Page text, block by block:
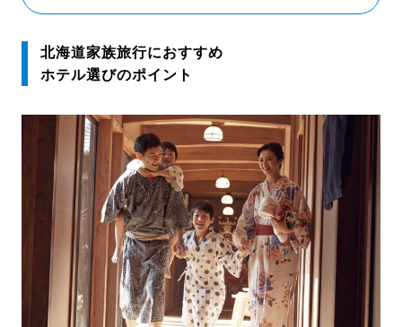
北海道家族旅行におすすめ
ホテル選びのポイント